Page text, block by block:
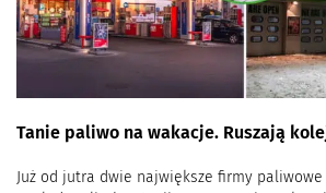
Tanie paliwo na wakacje. Ruszają
Już od jutra dwie największe firmy